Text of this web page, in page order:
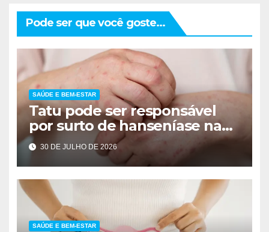
Pode ser que você goste...
SAÚDE E BEM-ESTAR
Tatu pode ser responsável
por surto de hanseníase na
Flórida
30 DE JULHO DE 2026
SAÚDE E BEM-ESTAR